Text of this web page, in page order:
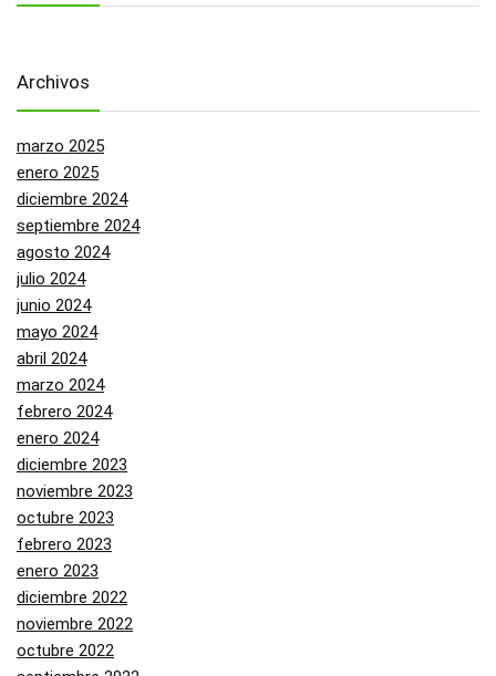
Archivos
marzo 2025
enero 2025
diciembre 2024
septiembre 2024
agosto 2024
julio 2024
junio 2024
mayo 2024
abril 2024
marzo 2024
febrero 2024
enero 2024
diciembre 2023
noviembre 2023
octubre 2023
febrero 2023
enero 2023
diciembre 2022
noviembre 2022
octubre 2022